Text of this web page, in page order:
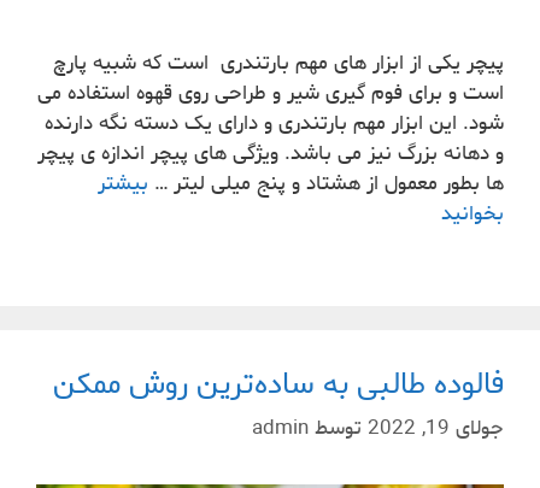
پیچر یکی از ابزار های مهم بارتندری است که شبیه پارچ
است و برای فوم گیری شیر و طراحی روی قهوه استفاده می
شود. این ابزار مهم بارتندری و دارای یک دسته نگه دارنده
و دهانه بزرگ نیز می باشد. ویژگی های پیچر اندازه ی پیچر
ها بطور معمول از هشتاد و پنج میلی لیتر … بیشتر
بخوانید
فالوده طالبی به ساده‌ترین روش ممکن
جولای 19, 2022 توسطadmin